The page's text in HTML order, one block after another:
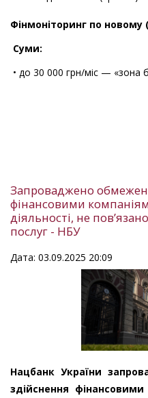
Фінмоніторинг по новому
Суми:
• до 30 000 грн/міс — «зона
Запроваджено
фінансовими
діяльності, не
послуг - НБУ
Дата: 03.09.2025 20:09
Нацбанк України
здійснення